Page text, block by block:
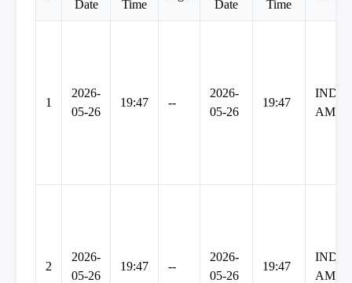
Date
Time
Date
Time
1
2026-
05-26
19:47 --
2026-
05-26
19:47
INDO
2
2026-
05-26
19:47 --
2026-
05-26
19:47
INDO